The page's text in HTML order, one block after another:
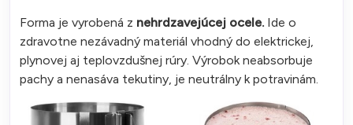
Forma je vyrobená z nehrdzavejúcej ocele. Ide o
zdravotne nezávadný materiál vhodný do elektrickej,
plynovej aj teplovzdušnej rúry. Výrobok neabsorbuje
pachy a nenasáva tekutiny, je neutrálny k potravinám.